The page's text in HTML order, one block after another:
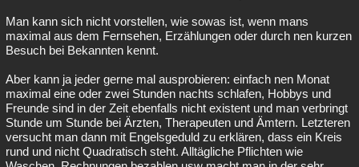
Man kann sich nicht vorstellen, wie sowas ist, wenn mans
maximal aus dem Fernsehen, Erzählungen oder durch nen kurzen
Besuch bei Bekannten kennt.
Aber kann ja jeder gerne mal ausprobieren: einfach nen Monat
maximal eine oder zwei Stunden nachts schlafen, Hobbys und
Freunde sind in der Zeit ebenfalls nicht existent und man verbringt
Stunde um Stunde bei Ärzten, Therapeuten und Ämtern. Letzteren
versucht man dann mit Engelsgeduld zu erklären, dass ein Kreis
rund und nicht Quadratisch steht. Alltägliche Pflichten wie